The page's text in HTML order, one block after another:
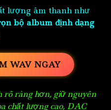
lượng âm thanh như
bộ album định dạng
WAV NGAY
ràng hơn, giữ nguyên
chất lượng cao, DAC